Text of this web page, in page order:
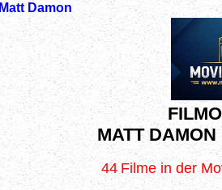
Matt Damon
MATT
44 Filme in der